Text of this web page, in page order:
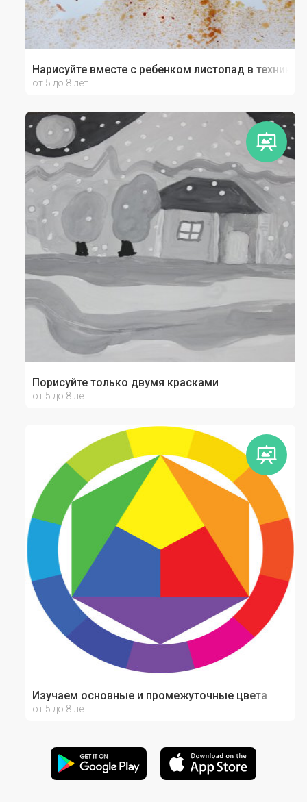
Нарисуйте вместе с ребенком листопад в технике
от 5 до 8 лет
Порисуйте только двумя красками
от 5 до 8 лет
Изучаем основные и промежуточные цвета
от 5 до 8 лет